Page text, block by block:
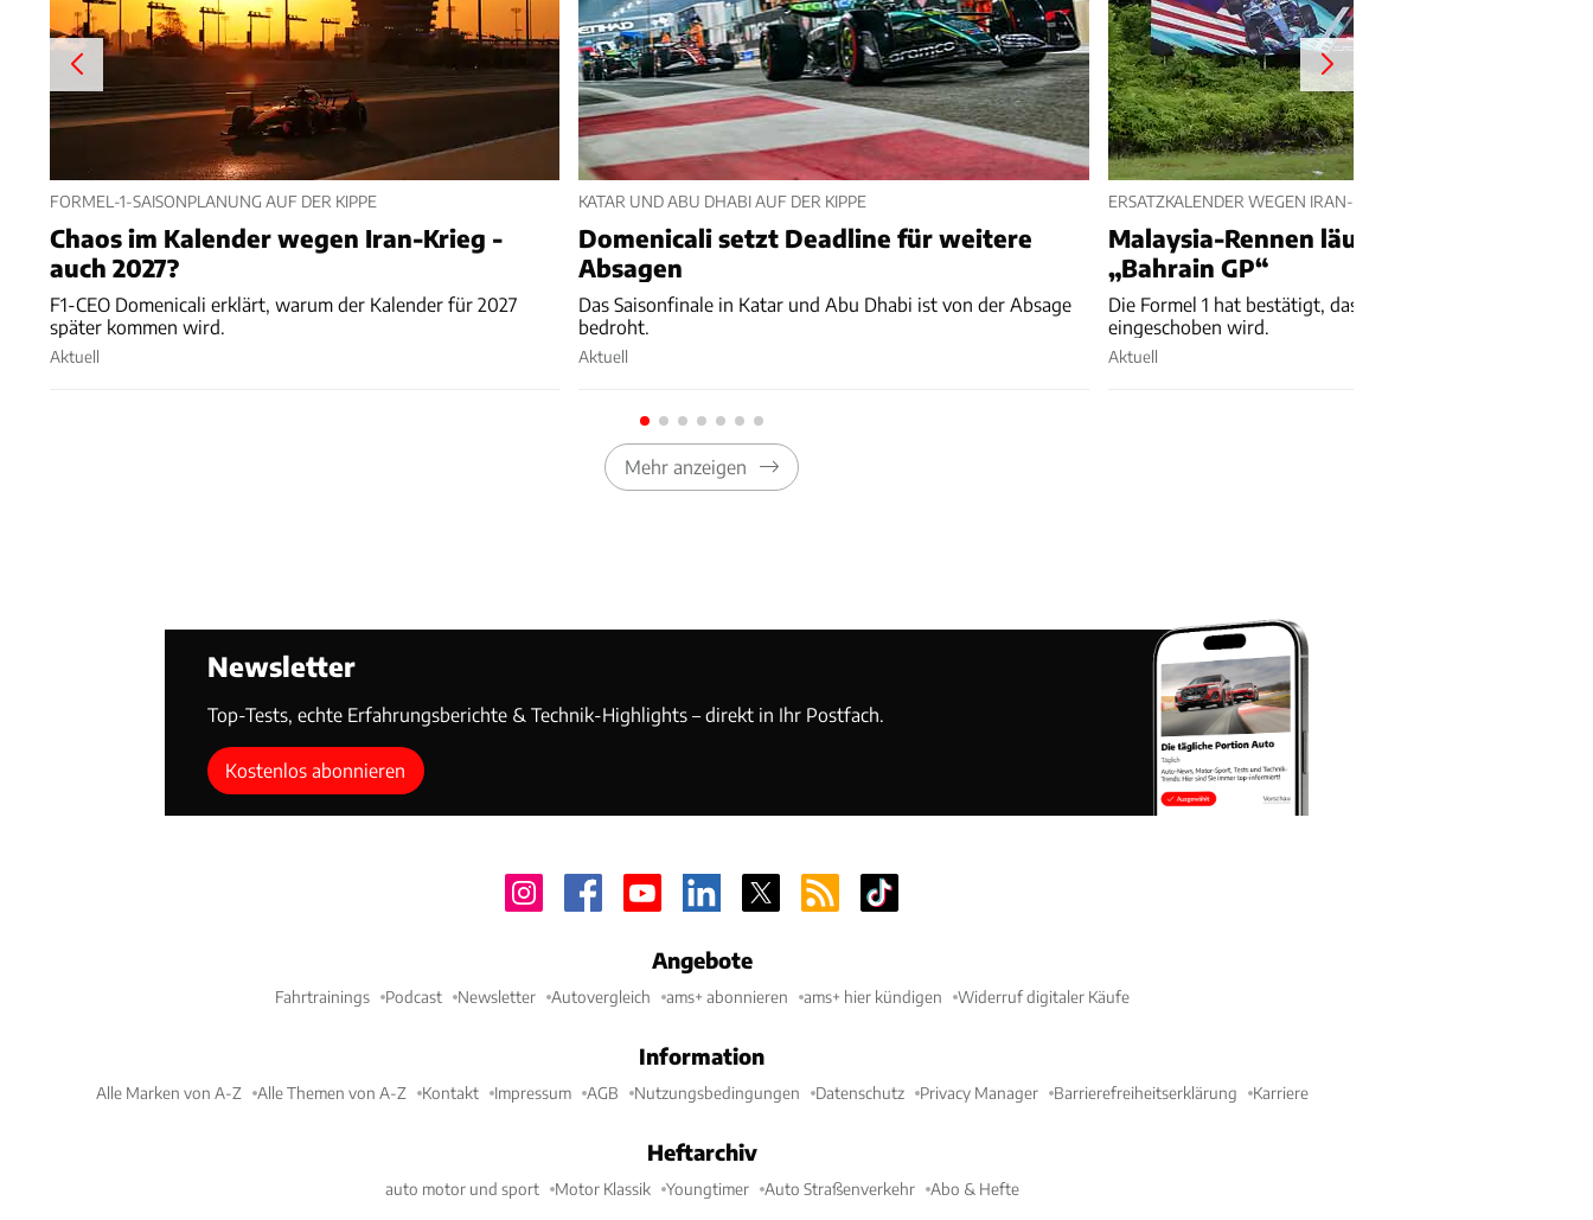
FORMEL-1-SAISONPLANUNG AUF DER KIPPE
Chaos im Kalender wegen Iran-Krieg -
auch 2027?
F1-CEO Domenicali erklärt, warum der Kalender für 2027
später kommen wird.
Aktuell
KATAR UND ABU DHABI AUF DER KIPPE
Domenicali setzt Deadline für weitere
Absagen
Das Saisonfinale in Katar und Abu Dhabi ist von der Absage
bedroht.
Aktuell
ERSATZKALENDER WEGEN IRAN-KRIEG BESTÄTIGT
Malaysia-Rennen läuft unter dem
„Bahrain GP“
Die Formel 1 hat bestätigt, dass ein Rennen in Malaysia
eingeschoben wird.
Aktuell
Mehr anzeigen
Newsletter
Top-Tests, echte Erfahrungsberichte & Technik-Highlights – direkt in Ihr Postfach.
Kostenlos abonnieren
Angebote
Fahrtrainings Podcast Newsletter Autovergleich ams+ abonnieren ams+ hier kündigen Widerruf digitaler Käufe
Information
Alle Marken von A-Z Alle Themen von A-Z Kontakt Impressum AGB Nutzungsbedingungen Datenschutz Privacy Manager Barrierefreiheitserklärung Karriere
Heftarchiv
auto motor und sport Motor Klassik Youngtimer Auto Straßenverkehr Abo & Hefte